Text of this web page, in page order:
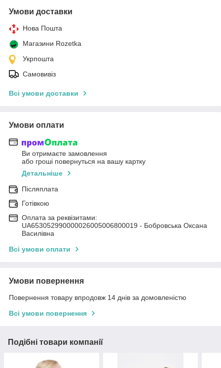
Умови доставки
Нова Пошта
Магазини Rozetka
Укрпошта
Самовивіз
Всі умови доставки
Умови оплати
Ви отримаєте замовлення
або гроші повернуться на вашу картку
Детальніше
Післяплата
Готівкою
Оплата за реквізитами:
UA653052990000026005006800019 - Бобровська Оксана
Василівна
Всі умови оплати
Умови повернення
Повернення товару впродовж 14 днів за домовленістю
Всі умови повернення
Подібні товари компанії